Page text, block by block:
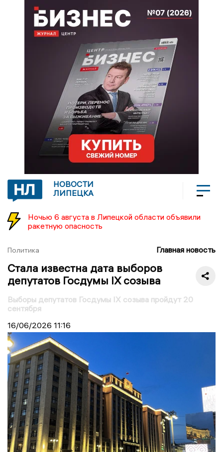
НОВОСТИ
ЛИПЕЦКА
Ночью 6 августа в Липецкой области объявили
ракетную опасность
Политика Главная новость
Стала известна дата выборов
депутатов Госдумы IX созыва
Выборы депутатов Госдумы IX созыва пройдут 20
сентября
16/06/2026 11:16